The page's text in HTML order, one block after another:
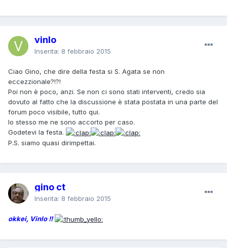
vinlo
Inserita: 8 febbraio 2015
Ciao Gino, che dire della festa si S. Agata se non
eccezzionale?!?!
Poi non è poco, anzi. Se non ci sono stati interventi, credo sia
dovuto al fatto che la discussione è stata postata in una parte del
forum poco visibile, tutto qui.
Io stesso me ne sono accorto per caso.
Godetevi la festa.
P.S. siamo quasi dirimpettai.
gino ct
Inserita: 8 febbraio 2015
okkei, Vinlo !!